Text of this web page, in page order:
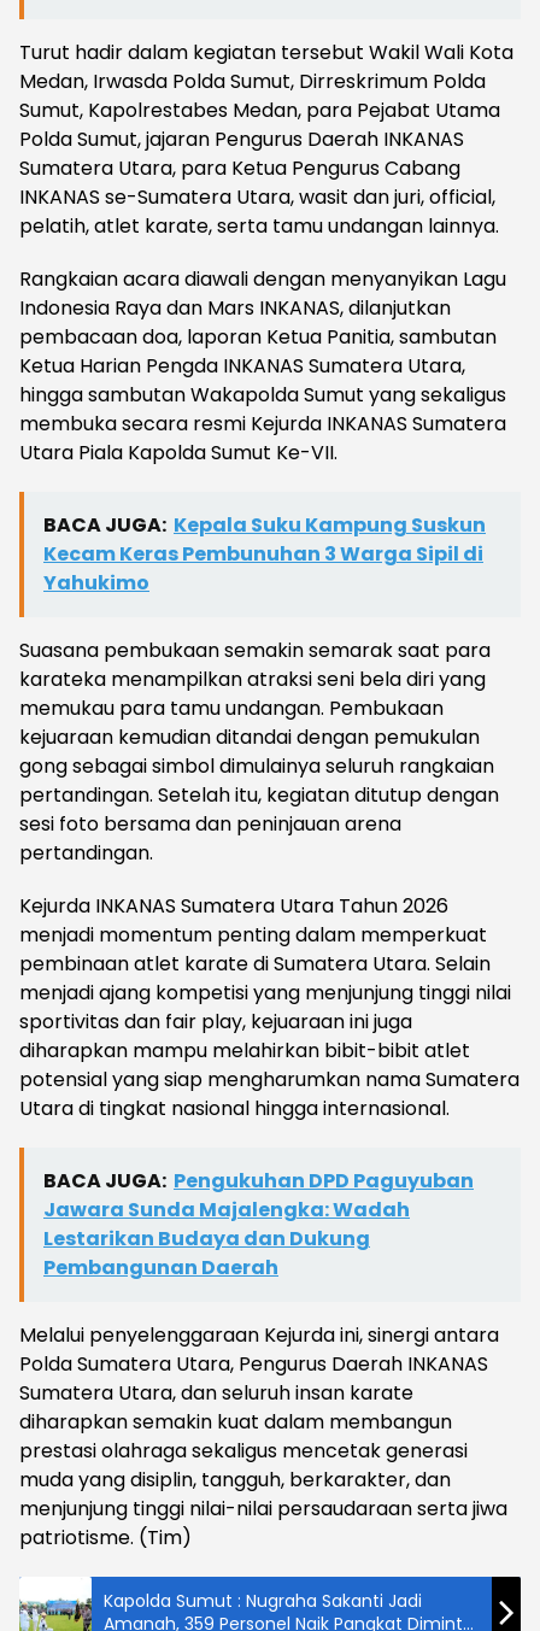
Turut hadir dalam kegiatan tersebut Wakil Wali Kota
Medan, Irwasda Polda Sumut, Dirreskrimum Polda
Sumut, Kapolrestabes Medan, para Pejabat Utama
Polda Sumut, jajaran Pengurus Daerah INKANAS
Sumatera Utara, para Ketua Pengurus Cabang
INKANAS se-Sumatera Utara, wasit dan juri, official,
pelatih, atlet karate, serta tamu undangan lainnya.
Rangkaian acara diawali dengan menyanyikan Lagu
Indonesia Raya dan Mars INKANAS, dilanjutkan
pembacaan doa, laporan Ketua Panitia, sambutan
Ketua Harian Pengda INKANAS Sumatera Utara,
hingga sambutan Wakapolda Sumut yang sekaligus
membuka secara resmi Kejurda INKANAS Sumatera
Utara Piala Kapolda Sumut Ke-VII.
BACA JUGA: Kepala Suku Kampung Suskun
Kecam Keras Pembunuhan 3 Warga Sipil di
Yahukimo
Suasana pembukaan semakin semarak saat para
karateka menampilkan atraksi seni bela diri yang
memukau para tamu undangan. Pembukaan
kejuaraan kemudian ditandai dengan pemukulan
gong sebagai simbol dimulainya seluruh rangkaian
pertandingan. Setelah itu, kegiatan ditutup dengan
sesi foto bersama dan peninjauan arena
pertandingan.
Kejurda INKANAS Sumatera Utara Tahun 2026
menjadi momentum penting dalam memperkuat
pembinaan atlet karate di Sumatera Utara. Selain
menjadi ajang kompetisi yang menjunjung tinggi nilai
sportivitas dan fair play, kejuaraan ini juga
diharapkan mampu melahirkan bibit-bibit atlet
potensial yang siap mengharumkan nama Sumatera
Utara di tingkat nasional hingga internasional.
BACA JUGA: Pengukuhan DPD Paguyuban
Jawara Sunda Majalengka: Wadah
Lestarikan Budaya dan Dukung
Pembangunan Daerah
Melalui penyelenggaraan Kejurda ini, sinergi antara
Polda Sumatera Utara, Pengurus Daerah INKANAS
Sumatera Utara, dan seluruh insan karate
diharapkan semakin kuat dalam membangun
prestasi olahraga sekaligus mencetak generasi
muda yang disiplin, tangguh, berkarakter, dan
menjunjung tinggi nilai-nilai persaudaraan serta jiwa
patriotisme. (Tim)
Kapolda Sumut : Nugraha Sakanti Jadi
Amanah, 359 Personel Naik Pangkat Diminta